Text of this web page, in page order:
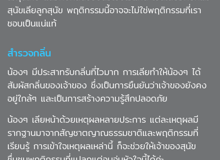
สุนัขเลียลูกสุนัข พฤติกรรมนี้อาจจะไม่ใช่พฤติกรรมที่เรา
ชอบเป็นแน่แท้
สำรวจกลิ่น
น้องๆ มีประสาทรับกลิ่นที่ไวมาก การเลียทำให้น้องๆ ได้
สัมผัสกลิ่นของเจ้าของ ซึ่งเป็นการยืนยันว่าเจ้าของยังคง
อยู่ใกล้ๆ และเป็นการสร้างความรู้สึกปลอดภัย
น้องๆ เลียหน้าด้วยเหตุผลหลายประการ แต่ละเหตุผลมี
รากฐานมาจากสัญชาตญาณธรรมชาติและพฤติกรรมที่
เรียนรู้ การเข้าใจเหตุผลเหล่านี้ ก็จะช่วยให้เจ้าของสุนัข